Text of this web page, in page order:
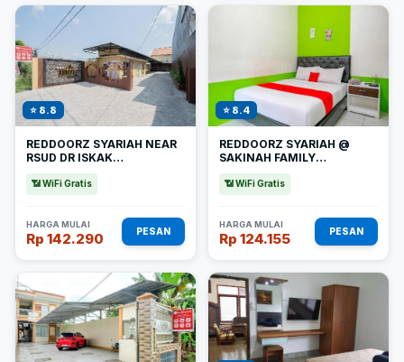
⭐ 8.8
REDDOORZ SYARIAH NEAR
RSUD DR ISKAK
📶 WiFi Gratis
HARGA MULAI
Rp 142.290 PESAN
⭐ 8.4
REDDOORZ SYARIAH @
SAKINAH FAMILY
📶 WiFi Gratis
HARGA MULAI
Rp 124.155 PESAN